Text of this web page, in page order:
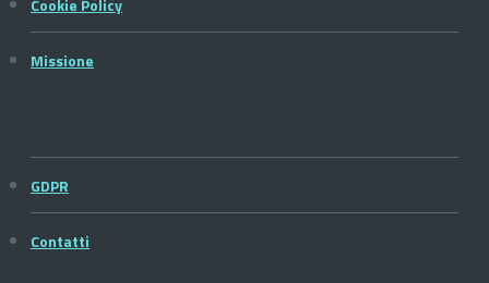
Cookie Policy
Missione
GDPR
Contatti